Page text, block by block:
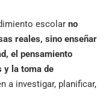
escolar no
reales, sino enseñar
el pensamiento
y la toma de
a investigar, planificar,